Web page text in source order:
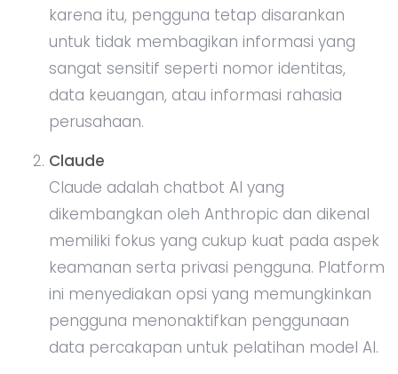
karena itu, pengguna tetap disarankan
untuk tidak membagikan informasi yang
sangat sensitif seperti nomor identitas,
data keuangan, atau informasi rahasia
perusahaan.
Claude
Claude adalah chatbot AI yang
dikembangkan oleh Anthropic dan dikenal
memiliki fokus yang cukup kuat pada aspek
keamanan serta privasi pengguna. Platform
ini menyediakan opsi yang memungkinkan
pengguna menonaktifkan penggunaan
data percakapan untuk pelatihan model AI.